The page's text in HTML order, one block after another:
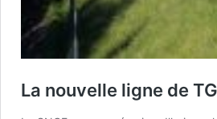
La nouvelle ligne de